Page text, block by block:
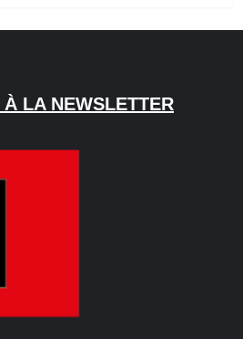
LA NEWSLETTER